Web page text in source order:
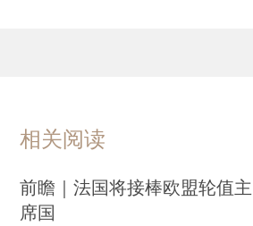
相关阅读
前瞻｜法国将接棒欧盟轮值主
席国